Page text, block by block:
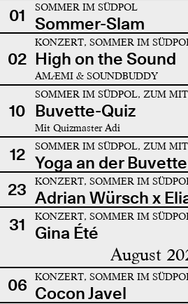
01 SOMMER IM SÜDPOL
Sommer-Slam
02
KONZERT, SOMMER IM
High on the Sound
AMÆMI & SOUNDBUDDY
10
SOMMER IM SÜDPOL, ZUM
Buvette-Quiz
Mit Quizmaster Adi
12 SOMMER IM SÜDPOL, ZUM
Yoga an der Buvette
23
KONZERT, SOMMER IM
Adrian Würsch x
31
KONZERT, SOMMER IM
Gina Été
August
06 KONZERT, SOMMER IM
Cocon Javel